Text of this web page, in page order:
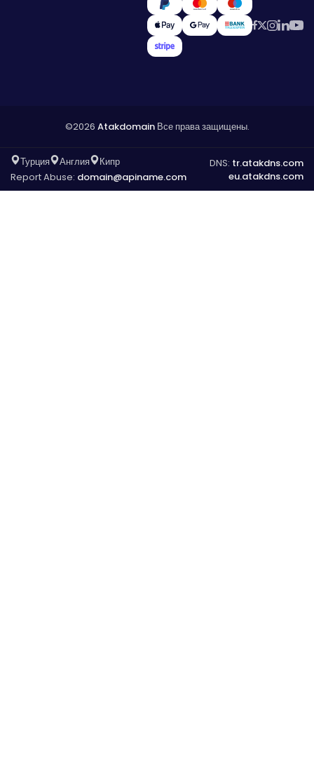
©2026 AtakdomainВсе права защищены.
Турция Англия
Кипр
Report Abuse: domain@apiname.com
DNS: tr.atakdns.com
eu.atakdns.com